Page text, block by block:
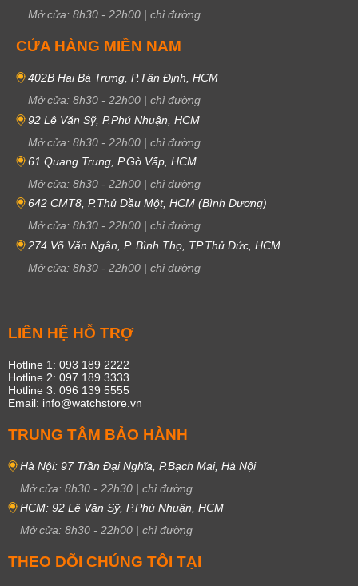
Mở cửa: 8h30 - 22h00 | chỉ đường
CỬA HÀNG MIỀN NAM
402B Hai Bà Trưng, P.Tân Định, HCM
Mở cửa: 8h30 - 22h00 | chỉ đường
92 Lê Văn Sỹ, P.Phú Nhuận, HCM
Mở cửa: 8h30 - 22h00 | chỉ đường
61 Quang Trung, P.Gò Vấp, HCM
Mở cửa: 8h30 - 22h00 | chỉ đường
642 CMT8, P.Thủ Dầu Một, HCM (Bình Dương)
Mở cửa: 8h30 - 22h00 | chỉ đường
274 Võ Văn Ngân, P. Bình Thọ, TP.Thủ Đức, HCM
Mở cửa: 8h30 - 22h00 | chỉ đường
LIÊN HỆ HỖ TRỢ
Hotline 1: 093 189 2222
Hotline 2: 097 189 3333
Hotline 3: 096 139 5555
Email: info@watchstore.vn
TRUNG TÂM BẢO HÀNH
Hà Nội: 97 Trần Đại Nghĩa, P.Bạch Mai, Hà Nội
Mở cửa: 8h30 - 22h30 | chỉ đường
HCM: 92 Lê Văn Sỹ, P.Phú Nhuận, HCM
Mở cửa: 8h30 - 22h00 | chỉ đường
THEO DÕI CHÚNG TÔI TẠI